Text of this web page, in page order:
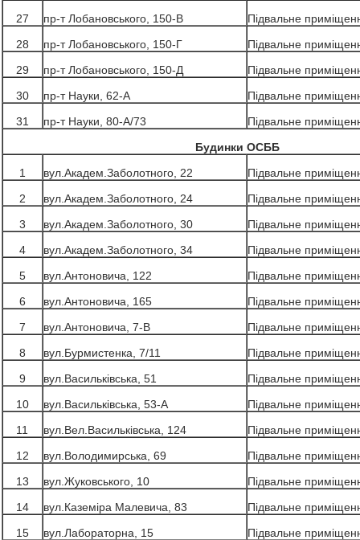
27
пр-т Лобановського, 150-В
Підвальне
28
пр-т Лобановського, 150-Г
Підвальне
29
пр-т Лобановського, 150-Д
Підвальне
30
пр-т Науки, 62-А
Підвальне
31
пр-т Науки, 80-А/73
Підвальне
Будинки ОСББ
1
вул.Академ.Заболотного, 22
Підвальне
2
вул.Академ.Заболотного, 24
Підвальне
3
вул.Академ.Заболотного, 30
Підвальне
4
вул.Академ.Заболотного, 34
Підвальне
5
вул.Антоновича, 122
Підвальне
6
вул.Антоновича, 165
Підвальне
7
вул.Антоновича, 7-В
Підвальне
8
вул.Бурмистенка, 7/11
Підвальне
9
вул.Васильківська, 51
Підвальне
10
вул.Васильківська, 53-А
Підвальне
11
вул.Вел.Васильківська, 124
Підвальне
12
вул.Володимирська, 69
Підвальне
13
вул.Жуковського, 10
Підвальне
14
вул.Каземіра Малевича, 83
Підвальне
15
вул.Лабораторна, 15
Підвальне